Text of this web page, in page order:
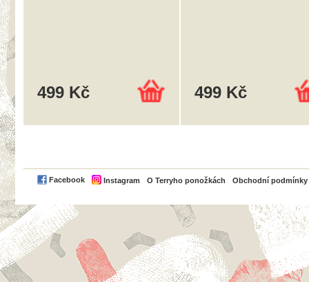
499 Kč 499 Kč
Facebook Instagram O Terryho ponožkách Obchodní podmínky
PayPal